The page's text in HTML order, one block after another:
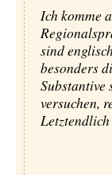
Ich komme
sind
besonders
Substantive
versuchen,